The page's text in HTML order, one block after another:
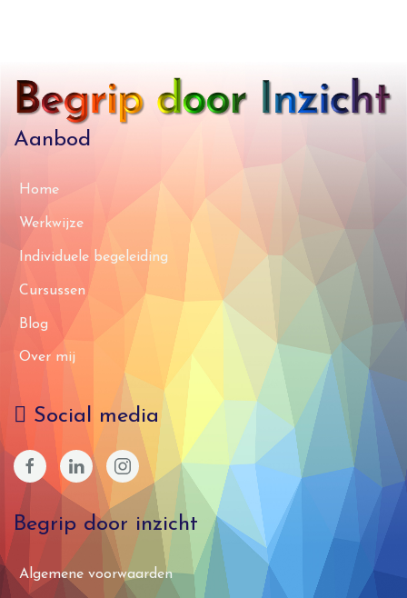
Aanbod
Home
Werkwijze
Individuele begeleiding
Cursussen
Blog
Over mij
Social media
Begrip door inzicht
Algemene voorwaarden